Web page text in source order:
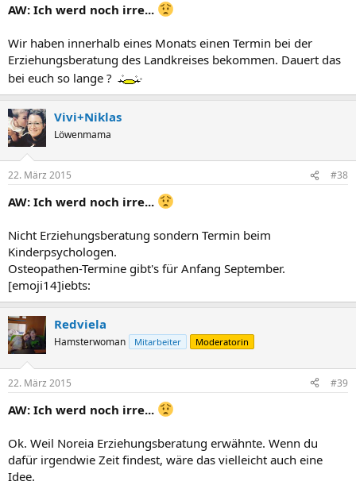
AW: Ich werd noch irre...
Wir haben innerhalb eines Monats einen Termin bei der
Erziehungsberatung des Landkreises bekommen. Dauert das
bei euch so lange ?
Vivi+Niklas
Löwenmama
22. März 2015 #38
AW: Ich werd noch irre...
Nicht Erziehungsberatung sondern Termin beim
Kinderpsychologen.
Osteopathen-Termine gibt's für Anfang September.
[emoji14]iebts:
Redviela
Hamsterwoman Mitarbeiter Moderatorin
22. März 2015 #39
AW: Ich werd noch irre...
Ok. Weil Noreia Erziehungsberatung erwähnte. Wenn du
dafür irgendwie Zeit findest, wäre das vielleicht auch eine
Idee.